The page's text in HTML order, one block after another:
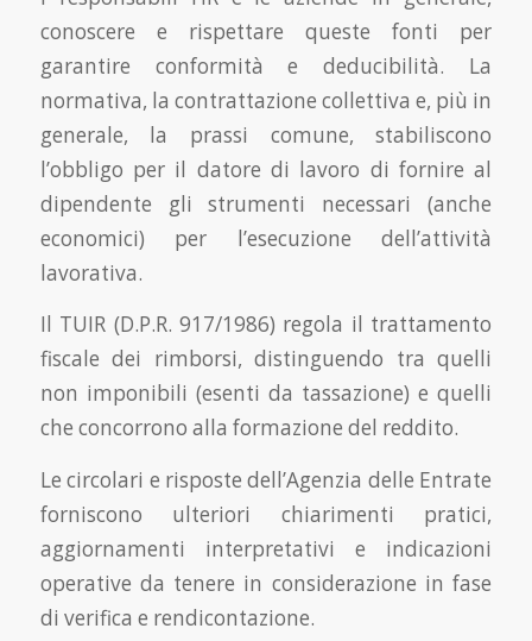
conoscere e rispettare queste fonti per
garantire conformità e deducibilità. La
normativa, la contrattazione collettiva e, più in
generale, la prassi comune, stabiliscono
l’obbligo per il datore di lavoro di fornire al
dipendente gli strumenti necessari (anche
economici) per l’esecuzione dell’attività
lavorativa.
Il TUIR (D.P.R. 917/1986) regola il trattamento
fiscale dei rimborsi, distinguendo tra quelli
non imponibili (esenti da tassazione) e quelli
che concorrono alla formazione del reddito.
Le circolari e risposte dell’Agenzia delle Entrate
forniscono ulteriori chiarimenti pratici,
aggiornamenti interpretativi e indicazioni
operative da tenere in considerazione in fase
di verifica e rendicontazione.